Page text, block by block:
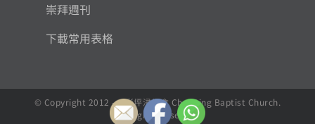
崇拜週刊
下載常用表格
© Copyright 2012 - , 彩坪浸信會 Choi Ping Baptist Church.
All Rights Reserved.